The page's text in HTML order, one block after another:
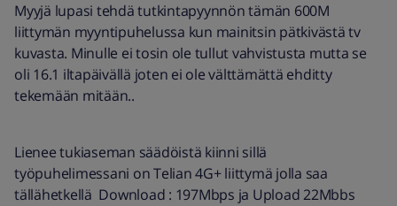
Myyjä lupasi tehdä tutkintapyynnön tämän 600M
liittymän myyntipuhelussa kun mainitsin pätkivästä tv
kuvasta. Minulle ei tosin ole tullut vahvistusta mutta se
oli 16.1 iltapäivällä joten ei ole välttämättä ehditty
tekemään mitään..
Lienee tukiaseman säädöistä kiinni sillä
työpuhelimessani on Telian 4G+ liittymä jolla saa
tällähetkellä Download : 197Mbps ja Upload 22Mbbs